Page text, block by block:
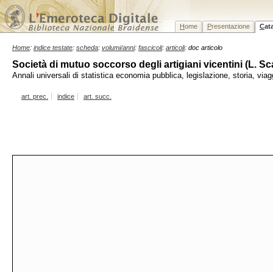
Home Presentazione C
Home: indice testate: scheda: volumi/anni: fascicoli: articoli: doc articolo
Società di mutuo soccorso degli artigiani vicentini (L.
Annali universali di statistica economia pubblica, legislazione, storia,
art. prec. indice art. succ.